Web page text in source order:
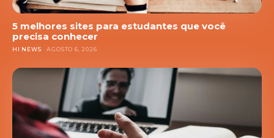
5 melhores sites para estudantes que você
precisa conhecer
HI NEWS AGOSTO 6, 2026